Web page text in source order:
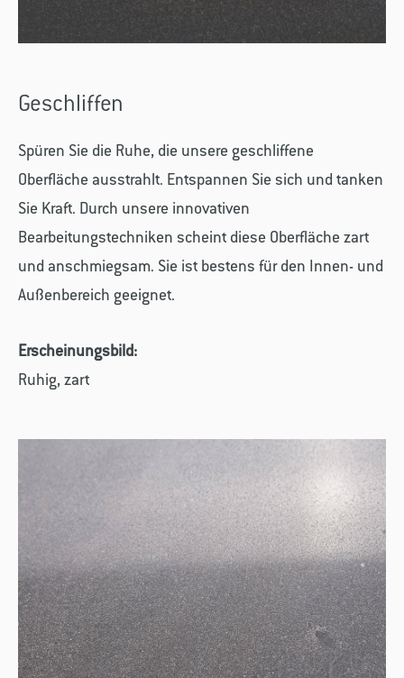
Geschliffen
Spüren Sie die Ruhe, die unsere geschliffene
Oberfläche ausstrahlt. Entspannen Sie sich und tanken
Sie Kraft. Durch unsere innovativen
Bearbeitungstechniken scheint diese Oberfläche zart
und anschmiegsam. Sie ist bestens für den Innen- und
Außenbereich geeignet.
Erscheinungsbild:
Ruhig, zart